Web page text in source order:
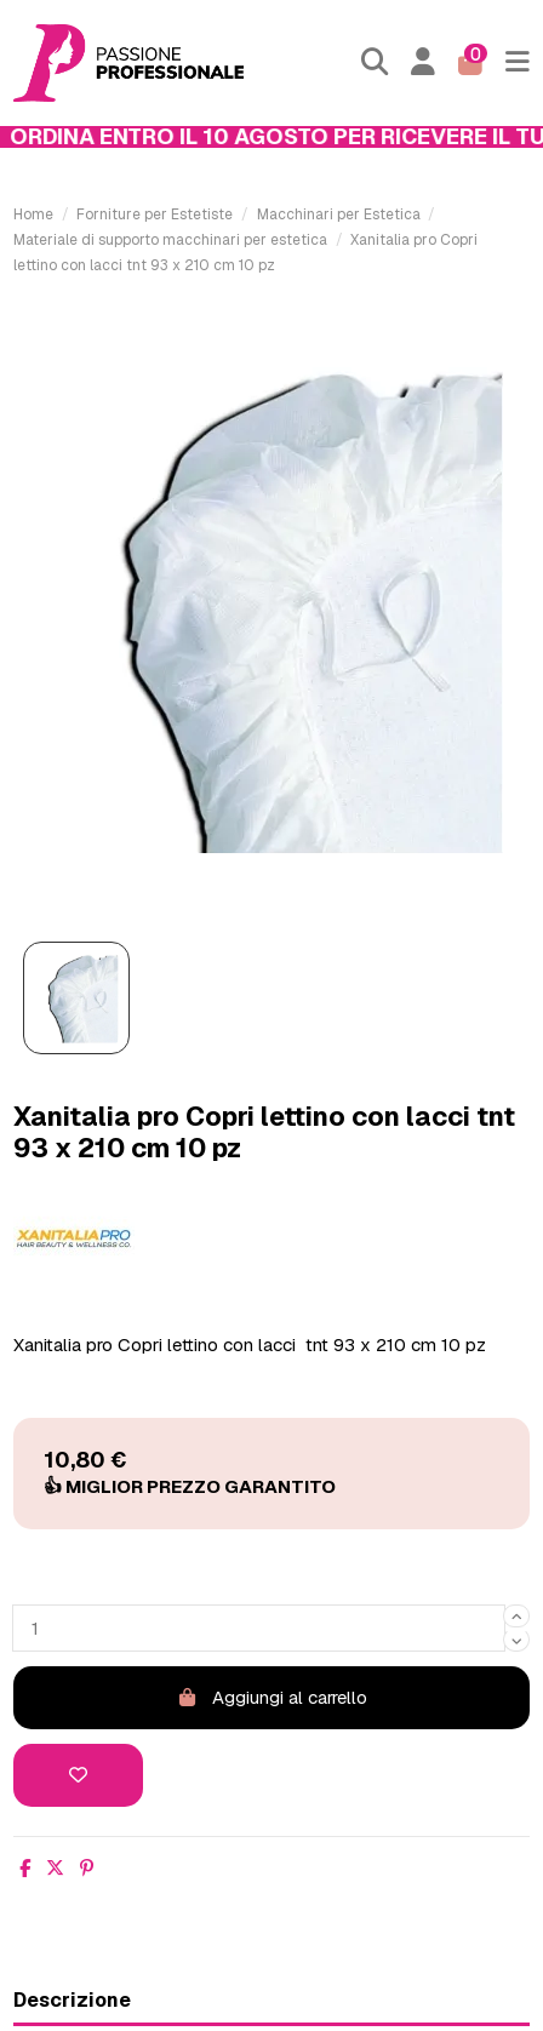
0
ENTRO IL 10 AGOSTO PER RICEVERE IL
Home Forniture per Estetiste
Macchinari per Estetica
Materiale di supporto macchinari per estetica
Xanitalia pro Copri
lettino con lacci tnt 93 x 210 cm 10 pz
Xanitalia pro Copri lettino con lacci tnt
93 x 210 cm 10 pz
Xanitalia pro Copri lettino con lacci tnt 93 x 210 cm 10 pz
10,80 €
Aggiungi al carrello
Descrizione